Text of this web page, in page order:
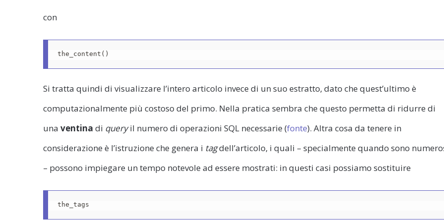
con
the_content()
Si tratta quindi di visualizzare l’intero articolo invece di un suo estratto, dato che quest’ultimo è
computazionalmente più costoso del primo. Nella pratica sembra che questo permetta di ridurre di
una ventina di queryil numero di operazioni SQL necessarie (fonte). Altra cosa da tenere in
considerazione è l’istruzione che genera i tagdell’articolo, i quali – specialmente quando sono
– possono impiegare un tempo notevole ad essere mostrati: in questi casi possiamo sostituire
the_tags